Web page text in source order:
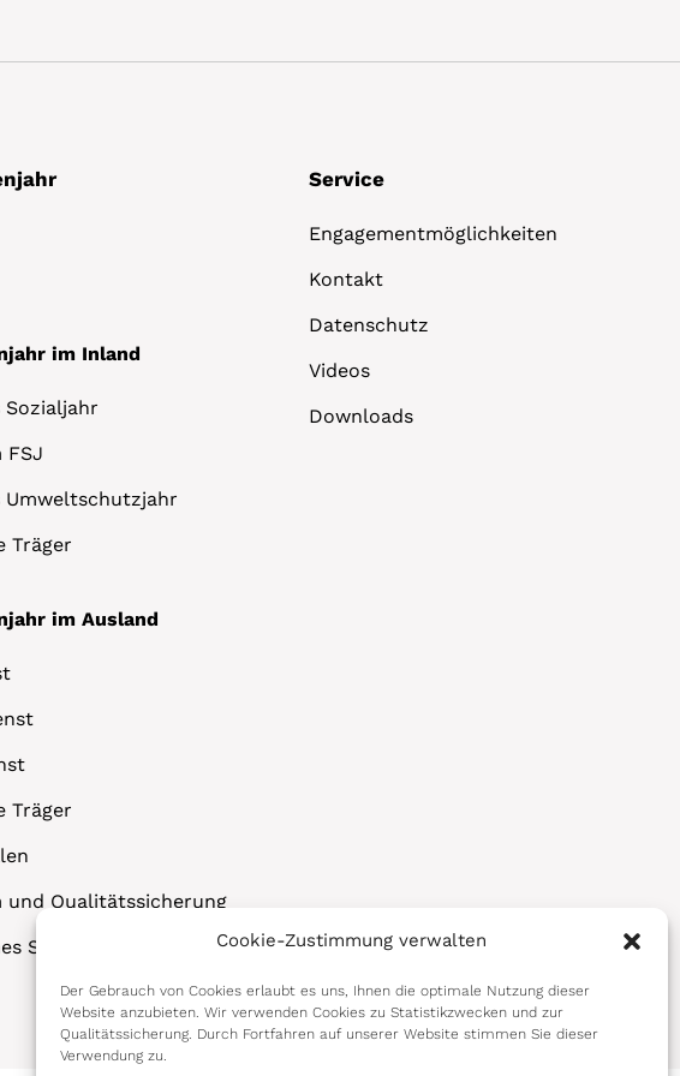
Cookie-Zustimmung verwalten
Der Gebrauch von Cookies erlaubt es uns, Ihnen die optimale Nutzung dieser
Website anzubieten. Wir verwenden Cookies zu Statistikzwecken und zur
Qualitätssicherung. Durch Fortfahren auf unserer Website stimmen Sie dieser
Verwendung zu.
im Inland
Sozialjahr
FSJ
Umweltschutzjahr
Träger
im Ausland
Träger
und Qualitätssicherung
Solidaritätskorps
Service
Engagementmöglichkeiten
Kontakt
Datenschutz
Videos
Downloads